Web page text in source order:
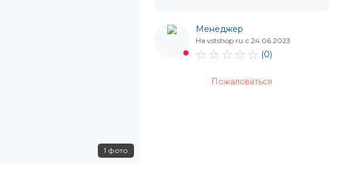
1 фото
Менеджер
На vstshop.ru с 24.06.2023
(0)
Пожаловаться